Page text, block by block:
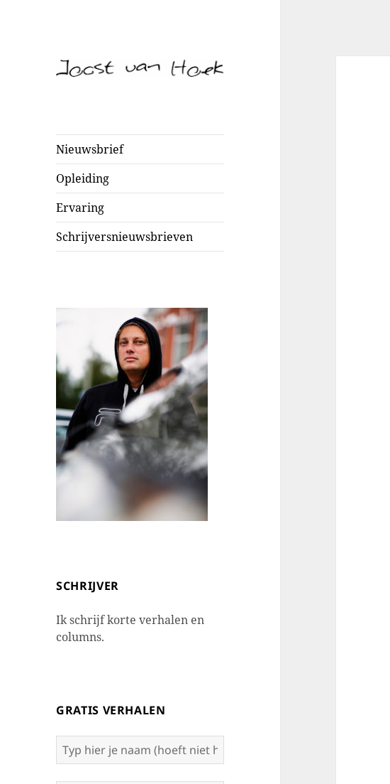
Nieuwsbrief
Opleiding
Ervaring
Schrijversnieuwsbrieven
SCHRIJVER
Ik schrijf korte verhalen en
columns.
GRATIS VERHALEN